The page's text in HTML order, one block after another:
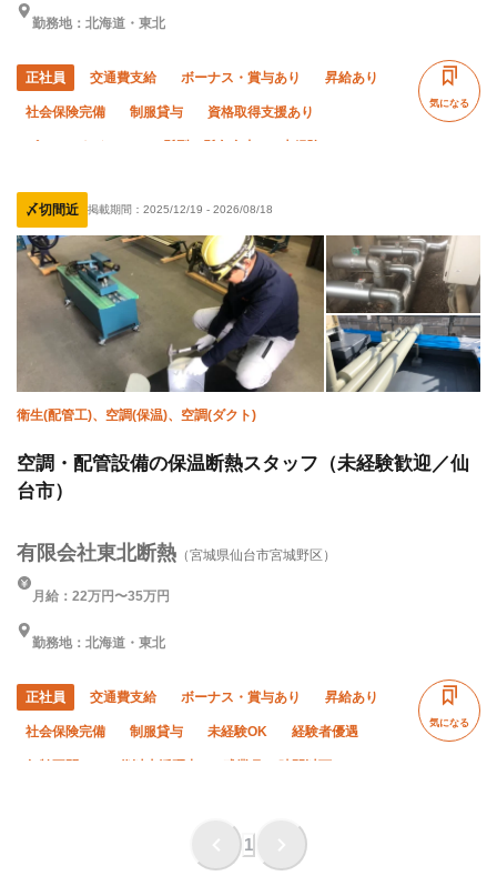
勤務地：北海道・東北
正社員 交通費支給 ボーナス・賞与あり 昇給あり
社会保険完備 制服貸与 資格取得支援あり
60代以上活躍中 残業月10時間以下
転勤なし
気になる
〆切間近 掲載期間： 2025/12/19 - 2026/08/18
衛生(配管工)、空調(保温)、空調(ダクト)
空調・配管設備の保温断熱スタッフ（未経験歓迎／仙
台市）
有限会社東北断熱 （宮城県仙台市宮城野区）
月給：22万円〜35万円
勤務地：北海道・東北
正社員 交通費支給 ボーナス・賞与あり 昇給あり
社会保険完備 制服貸与 未経験OK 経験者優遇
気になる
1